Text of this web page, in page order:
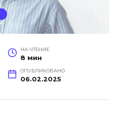
НА ЧТЕНИЕ
8 мин
ОПУБЛИКОВАНО
06.02.2025